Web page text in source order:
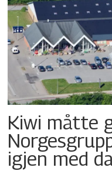
Kiwi måtte
igjen med